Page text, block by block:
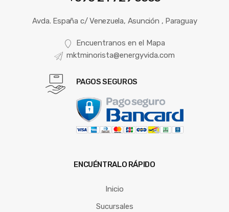
Avda. España c/ Venezuela, Asunción , Paraguay
Encuentranos en el Mapa
mktminorista@energyvida.com
PAGOS SEGUROS
ENCUÉNTRALO RÁPIDO
Inicio
Sucursales